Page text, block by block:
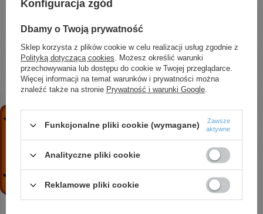
BORGO komplet baterii łazienkowych -
190,00 zł / szt.
Szyld krótki kwadratowy klucz
25,93 zł / szt.
ALANIS bateria bidetowa stojąca z korkiem
340,88 zł / szt.
47,28 zł / szt.
Konfiguracja zgód
Dbamy o Twoją prywatność
Sklep korzysta z plików cookie w celu realizacji usług zgodnie z
Polityką dotyczącą cookies. Możesz określić warunki
przechowywania lub dostępu do cookie w Twojej przeglądarce.
Więcej informacji na temat warunków i prywatności można
znaleźć także na stronie Prywatność i warunki Google.
Funkcjonalne pliki cookie (wymagane)
Zawsze
aktywne
Analityczne pliki cookie
Reklamowe pliki cookie